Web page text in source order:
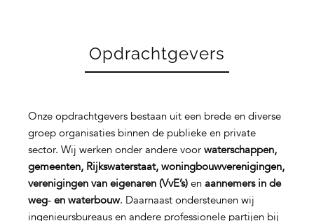
Opdrachtgevers
Onze opdrachtgevers bestaan uit een brede en diverse
groep organisaties binnen de publieke en private
sector. Wij werken onder andere voor waterschappen,
gemeenten, Rijkswaterstaat, woningbouwverenigingen,
verenigingen van eigenaren (VvE’s)en aannemers in de
weg‑ en waterbouw. Daarnaast ondersteunen wij
ingenieursbureaus en andere professionele partijen bij